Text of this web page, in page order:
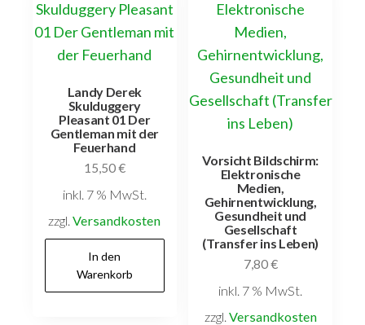
Landy Derek
Skulduggery
Pleasant 01 Der
Gentleman mit der
Feuerhand
15,50€
inkl. 7 % MwSt.
zzgl.Versandkosten
In den
Warenkorb
Vorsicht Bildschirm:
Elektronische
Medien,
Gehirnentwicklung,
Gesundheit und
Gesellschaft
(Transfer ins Leben)
7,80€
inkl. 7 % MwSt.
zzgl. Versandkosten